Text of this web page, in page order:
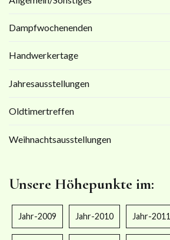
Dampfwochenenden
Handwerkertage
Jahresausstellungen
Oldtimertreffen
Weihnachtsausstellungen
Unsere Höhepunkte im:
Jahr-2009 Jahr-2010 Jahr-2011